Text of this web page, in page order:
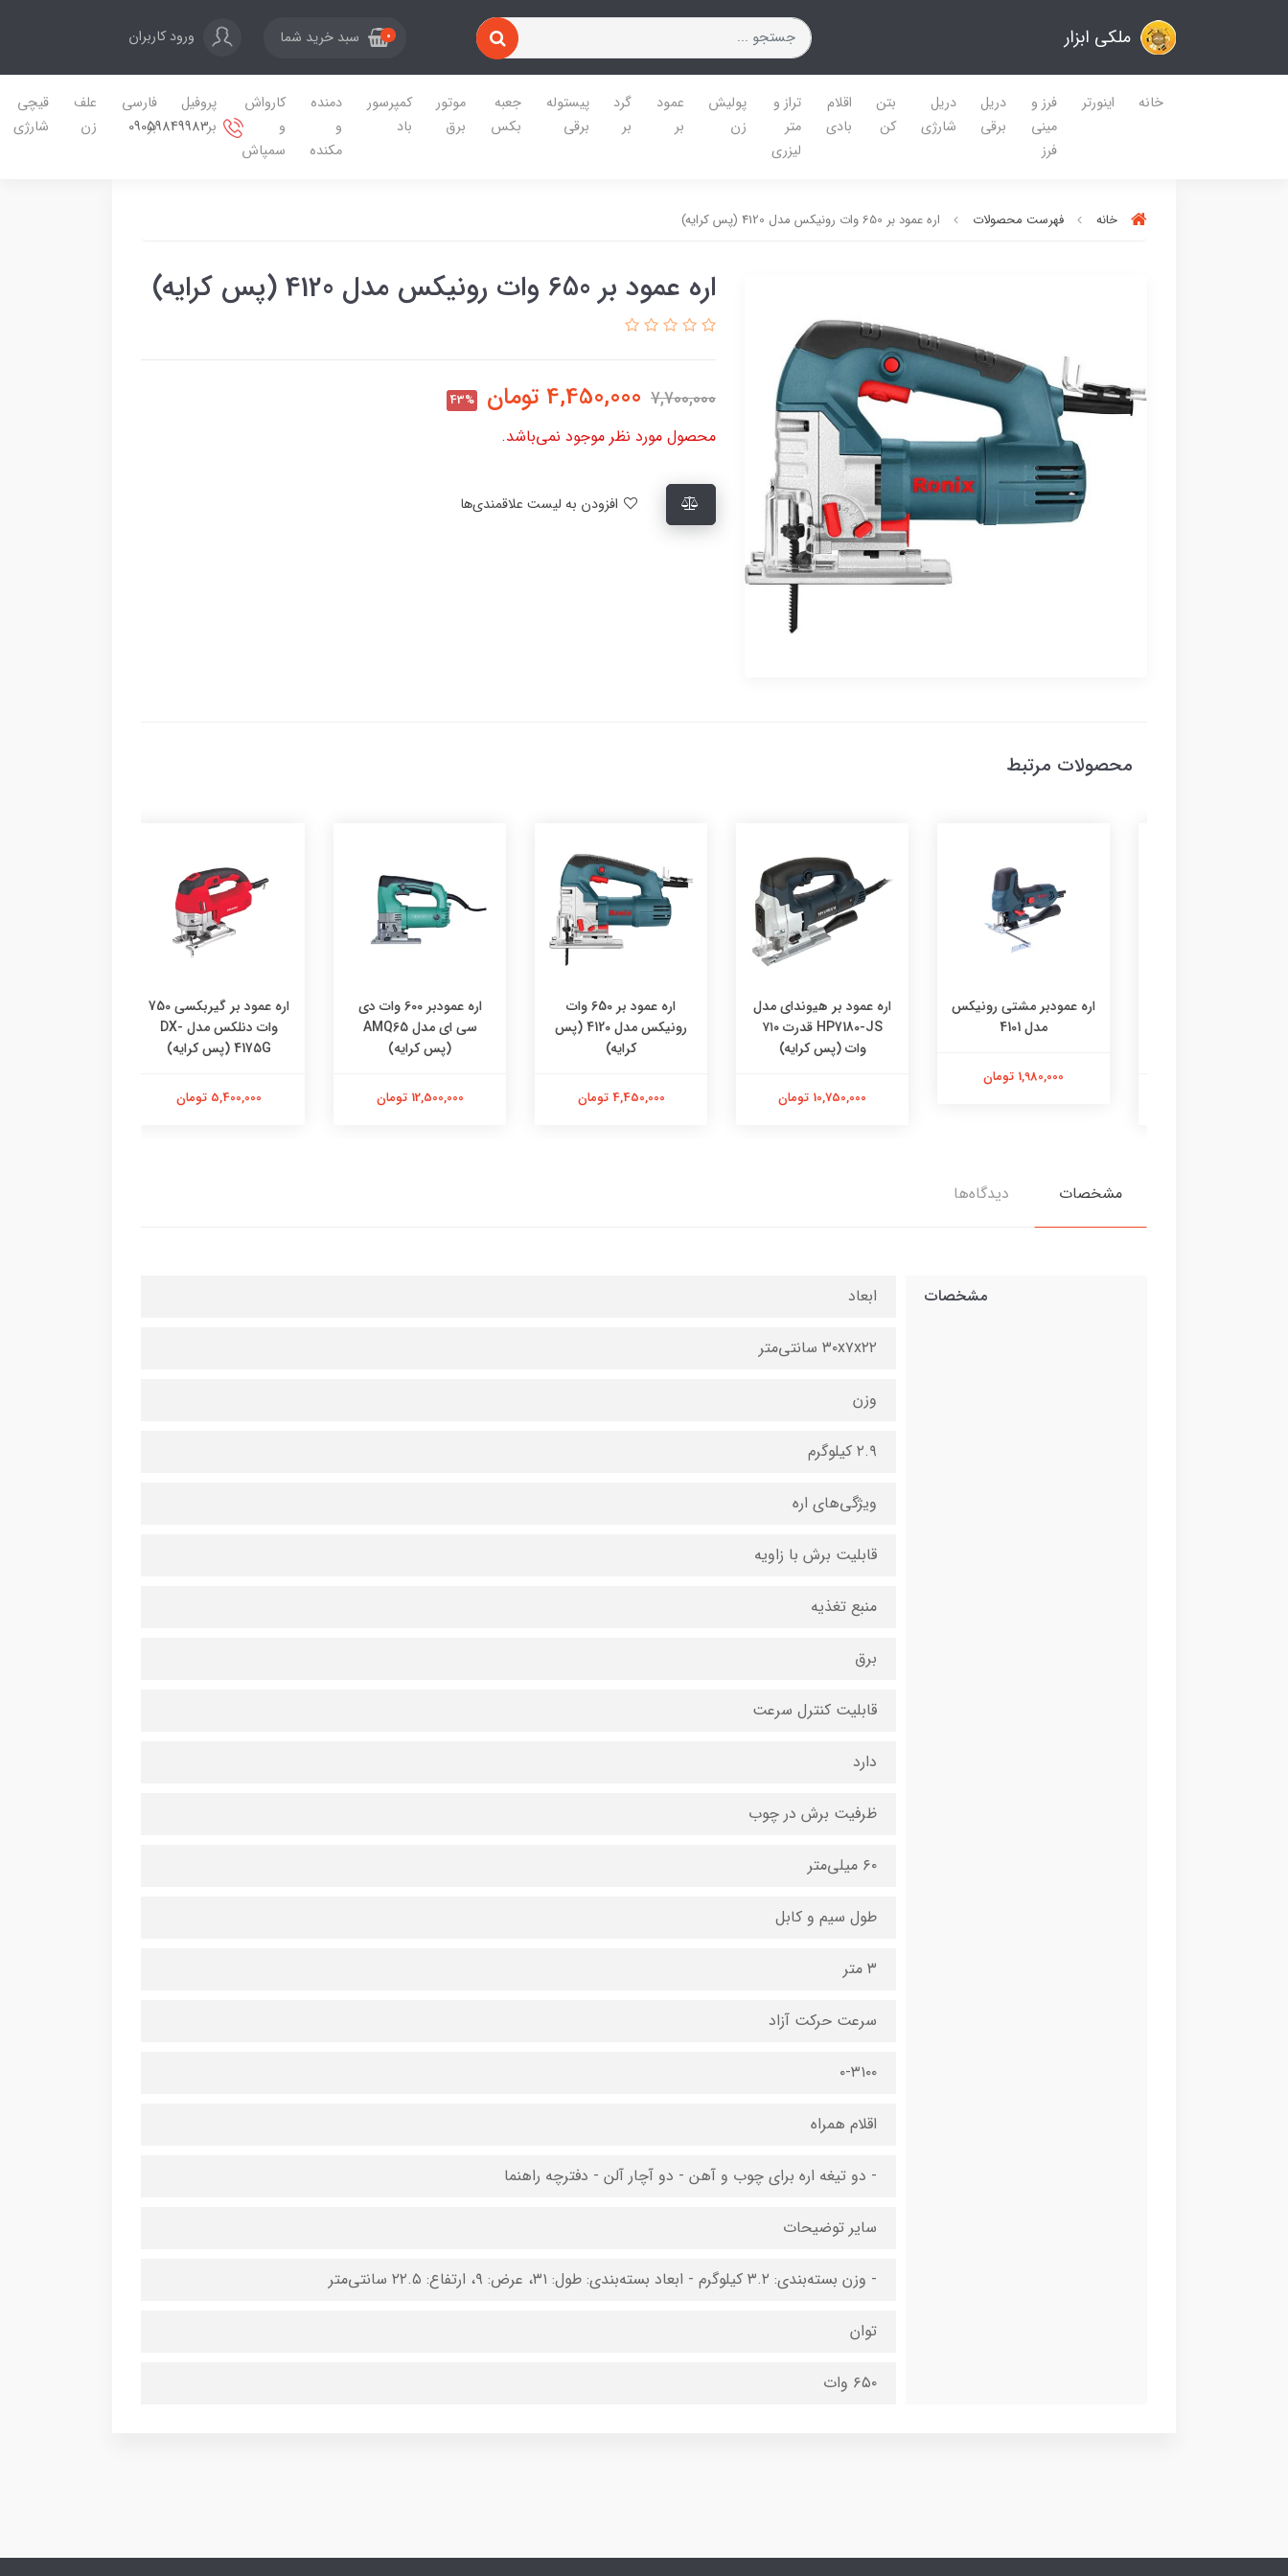
ملکی ابزار 0 سبد خرید شما ورود کاربران
خانه اینورتر
فرز و
مینی
فرز
دریل
برقی
دریل
شارژی
بتن
کن
اقلام
بادی
تراز و
متر
لیزری
پولیش
زن
عمود
بر
گرد
بر
پیستوله
برقی
جعبه
بکس
موتور
برق
کمپرسور
باد
دمنده
و
مکنده
کارواش
و
سمپاش
پروفیل
بر
فارسی
بر
علف
زن
قیچی
شارژی
09059849983
خانه فهرست محصولات اره عمود بر 650 وات رونیکس مدل 4120 (پس کرایه)
اره عمود بر 650 وات رونیکس مدل 4120 (پس کرایه)
7,700,000
4,450,000 تومان 43%
محصول مورد نظر موجود نمی‌باشد.
محصولات مرتبط
اره عمودبر مشتی رونیکس
مدل 4101
1,980,000 تومان
اره عمود بر هیوندای مدل
HP7180-JS قدرت ۷۱۰
وات (پس کرایه)
10,750,000 تومان
اره عمود بر 650 وات
رونیکس مدل 4120 (پس
کرایه)
4,450,000 تومان
اره عمودبر 600 وات دی
سی ای مدل AMQ65
(پس کرایه)
12,500,000 تومان
اره عمود بر گیربکسی 750
وات دنلکس مدل DX-
4175G (پس کرایه)
5,400,000 تومان
مشخصات دیدگاه‌ها
مشخصات ابعاد
۳۰x۷x۲۲ سانتی‌متر
وزن
۲.۹ کیلوگرم
ویژگی‌های اره
قابلیت برش با زاویه
منبع تغذیه
برق
قابلیت کنترل سرعت
دارد
ظرفیت برش در چوب
۶۰ میلی‌متر
طول سیم و کابل
۳ متر
سرعت حرکت آزاد
۰-۳۱۰۰
اقلام همراه
- دو تیغه اره برای چوب و آهن - دو آچار آلن - دفترچه راهنما
سایر توضیحات
- وزن بسته‌بندی: ۳.۲ کیلوگرم - ابعاد بسته‌بندی: طول: ۳۱، عرض: ۹، ارتفاع: ۲۲.۵ سانتی‌متر
توان
۶۵۰ وات